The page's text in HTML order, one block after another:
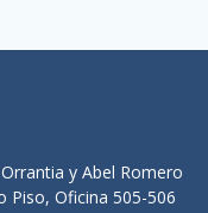
y Abel Romero
Piso, Oficina 505-506